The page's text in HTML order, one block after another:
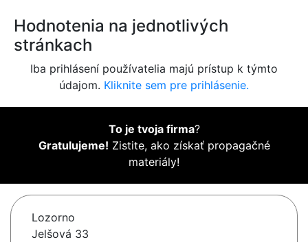
Hodnotenia na jednotlivých
stránkach
Iba prihlásení používatelia majú prístup k týmto
údajom. Kliknite sem pre prihlásenie.
To je tvoja firma?
Gratulujeme! Zistite, ako získať propagačné
materiály!
Lozorno
Jelšová 33